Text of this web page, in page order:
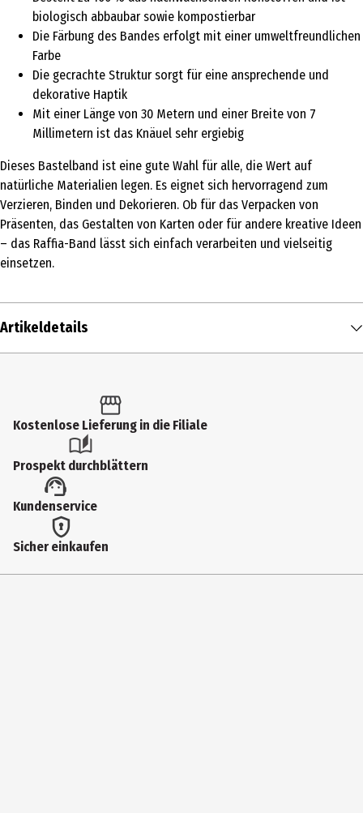
biologisch abbaubar sowie kompostierbar
Die Färbung des Bandes erfolgt mit einer umweltfreundlichen
Farbe
Die gecrachte Struktur sorgt für eine ansprechende und
dekorative Haptik
Mit einer Länge von 30 Metern und einer Breite von 7
Millimetern ist das Knäuel sehr ergiebig
Dieses Bastelband ist eine gute Wahl für alle, die Wert auf
natürliche Materialien legen. Es eignet sich hervorragend zum
Verzieren, Binden und Dekorieren. Ob für das Verpacken von
Präsenten, das Gestalten von Karten oder für andere kreative Ideen
– das Raffia-Band lässt sich einfach verarbeiten und vielseitig
einsetzen.
Artikeldetails
Produkttyp
Geschenkverpackungen
Lieferumfang
7mmx30m-Knäuel
Kostenlose Lieferung in die Filiale
Prospekt durchblättern
Kundenservice
Sicher einkaufen